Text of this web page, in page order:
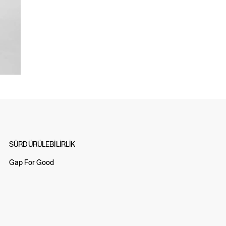
SÜRDÜRÜLEBİLİRLİK
Gap For Good